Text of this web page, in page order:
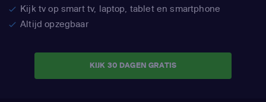
Kijk tv op smart tv, laptop, tablet en smartphone
Altijd opzegbaar
KIJK 30 DAGEN GRATIS